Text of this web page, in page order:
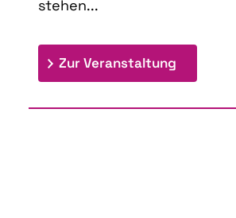
stehen...
Zur Veranstaltung